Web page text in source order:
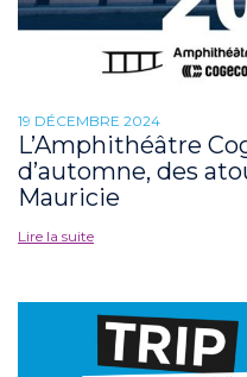
19 DÉCEMBRE 2024
L’Amphithéâtre
d’automne, des
Mauricie
Lire la suite